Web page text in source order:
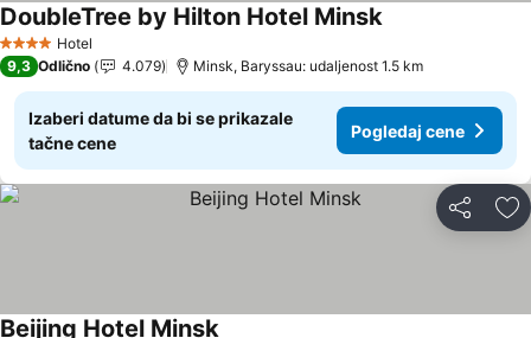
4 ZvezdiceHotel
DoubleTree by Hilton Hotel Minsk
9,3 Odlično 4.079 Minsk, Baryssau: udaljenost 1.5 km
Izaberi datume da bi se prikazale
tačne cene
Pogledaj cene
Deli
Beijing Hotel Minsk